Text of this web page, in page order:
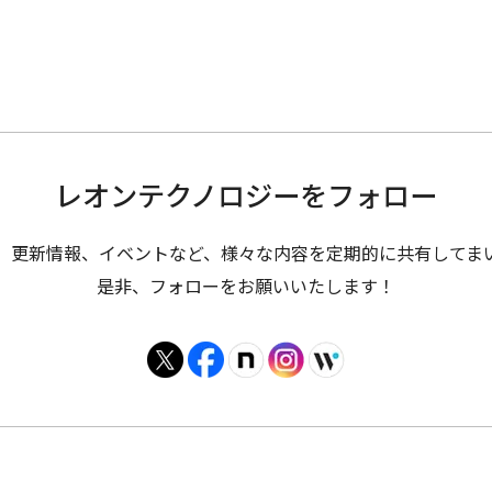
レオンテクノロジーをフォロー
更新情報、イベントなど、様々な内容を定期的に共有してま
是非、フォローをお願いいたします！